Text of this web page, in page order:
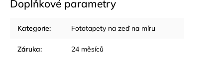
Doplňkové parametry
Kategorie: Fototapety na zeď na míru
Záruka: 24 měsíců